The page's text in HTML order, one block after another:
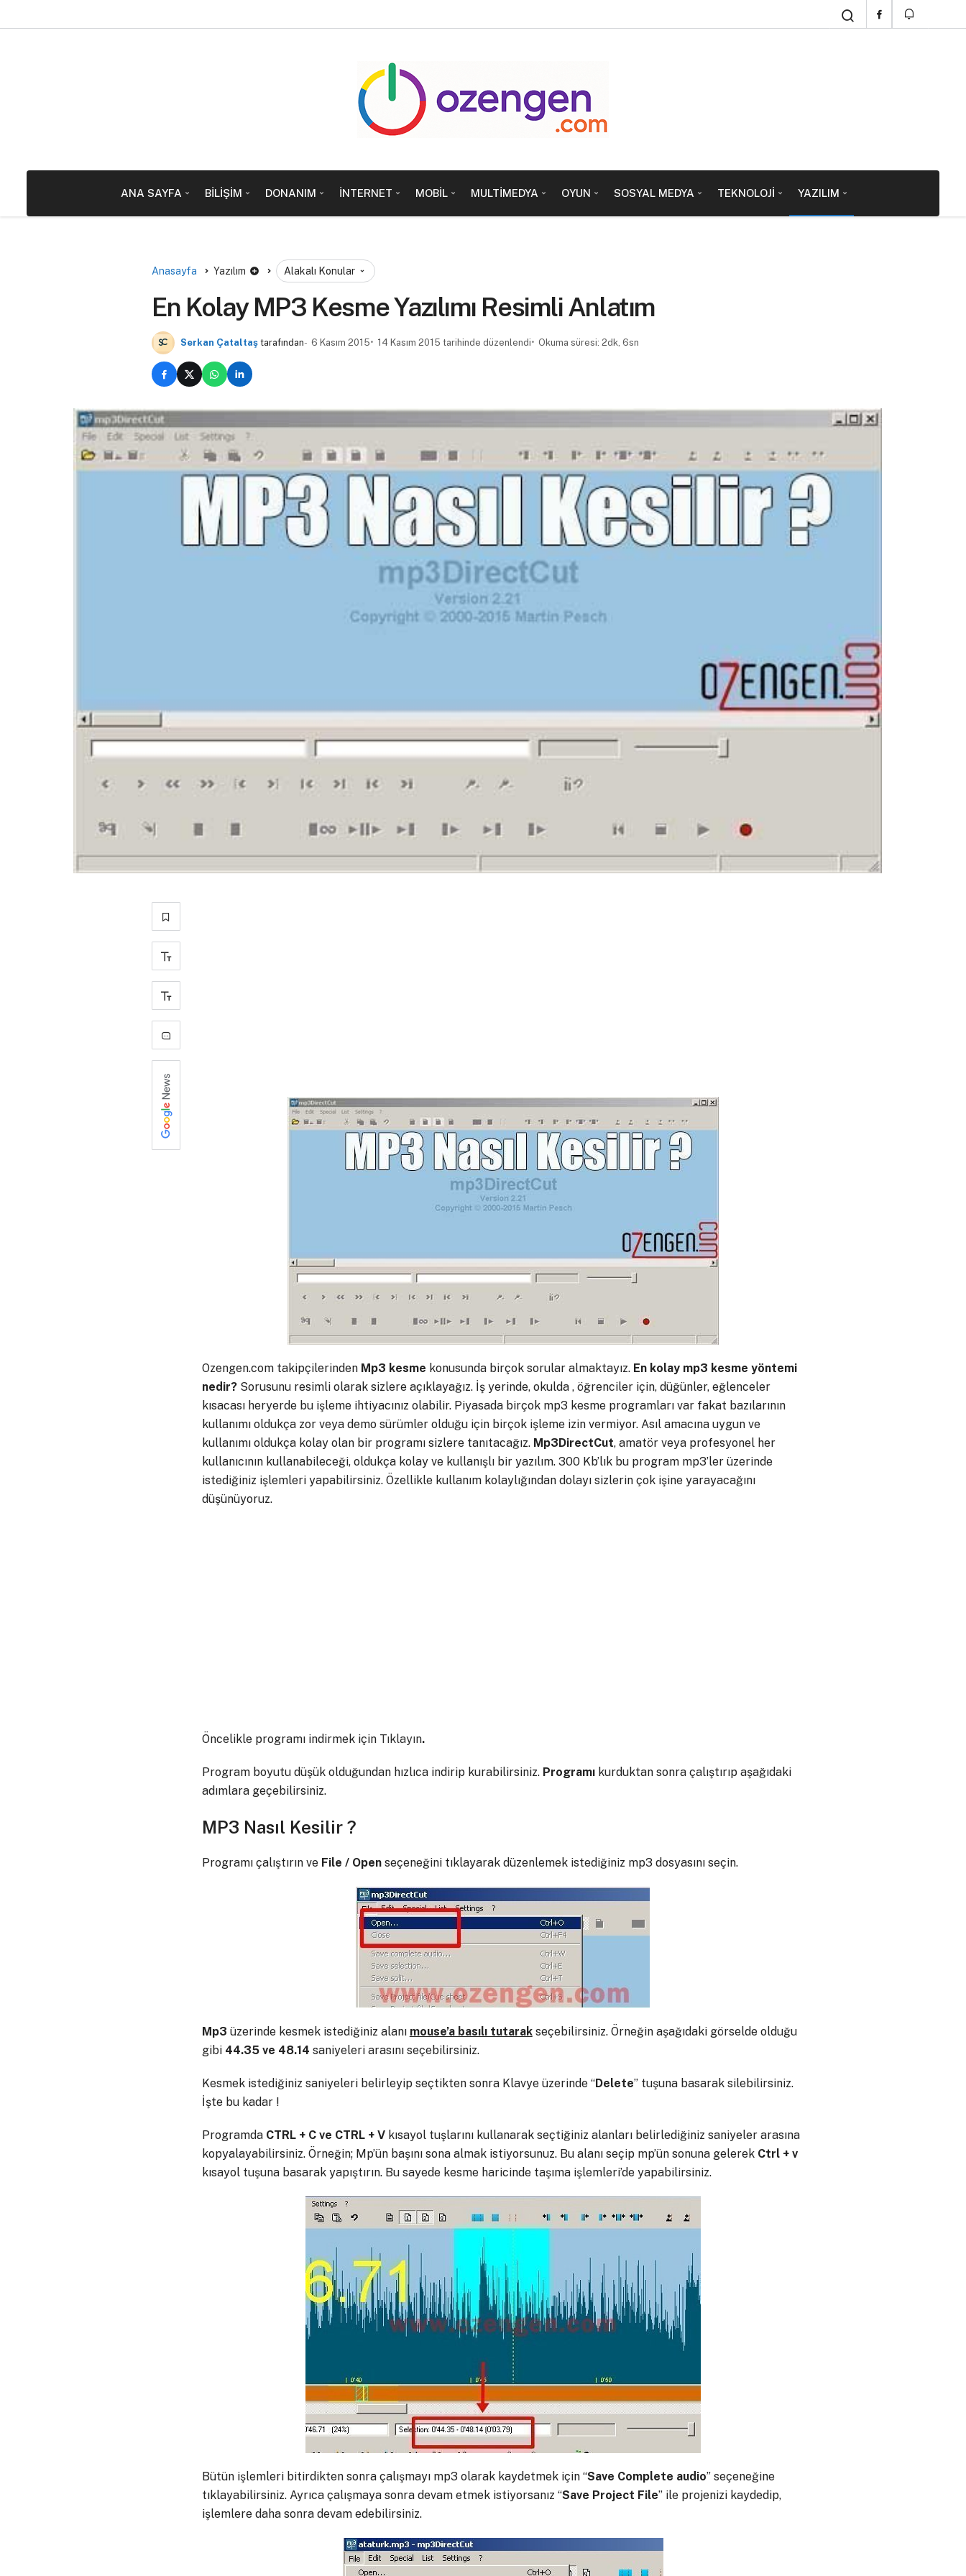
ANA SAYFA BILIŞIM DONANIM İNTERNET MOBIL MULTIMEDYA OYUN SOSYAL MEDYA TEKNOLOJI YAZILIM
Anasayfa Yazılım Alakalı Konular
En Kolay MP3 Kesme Yazılımı Resimli Anlatım
Serkan Çataltaş tarafından 6 Kasım 2015 14 Kasım 2015 tarihinde düzenlendi Okuma süresi: 2dk, 6sn
+
-
0
Ozengen.com takipçilerindenMp3 kesme konusunda birçok sorular almaktayız. En kolay mp3 kesme yöntemi
nedir?Sorusunu resimli olarak sizlere açıklayağız. İş yerinde, okulda , öğrenciler için, düğünler, eğlenceler
kısacası heryerde bu işleme ihtiyacınız olabilir. Piyasada birçok mp3 kesme programları var fakat bazılarının
kullanımı oldukça zor veya demo sürümler olduğu için birçok işleme izin vermiyor. Asıl amacına uygun ve
kullanımı oldukça kolay olan bir programı sizlere tanıtacağız. Mp3DirectCut, amatör veya profesyonel her
kullanıcının kullanabileceği, oldukça kolay ve kullanışlı bir yazılım. 300 Kb’lık bu program mp3’ler üzerinde
istediğiniz işlemleri yapabilirsiniz. Özellikle kullanım kolaylığından dolayı sizlerin çok işine yarayacağını
düşünüyoruz.
Öncelikle programı indirmek için Tıklayın.
Program boyutu düşük olduğundan hızlıca indirip kurabilirsiniz. Programıkurduktan sonra çalıştırıp aşağıdaki
adımlara geçebilirsiniz.
MP3 Nasıl Kesilir ?
Programı çalıştırın ve File / Openseçeneğini tıklayarak düzenlemek istediğiniz mp3 dosyasını seçin.
Mp3 üzerinde kesmek istediğiniz alanı mouse’a basılı tutarakseçebilirsiniz. Örneğin aşağıdaki görselde olduğu
gibi 44.35 ve 48.14 saniyeleri arasını seçebilirsiniz.
Kesmek istediğiniz saniyeleri belirleyip seçtikten sonra Klavye üzerinde “Delete” tuşuna basarak silebilirsiniz.
İşte bu kadar !
Programda CTRL + C ve CTRL + Vkısayol tuşlarını kullanarak seçtiğiniz alanları belirlediğiniz saniyeler arasına
kopyalayabilirsiniz. Örneğin; Mp’ün başını sona almak istiyorsunuz. Bu alanı seçip mp’ün sonuna gelerek Ctrl + v
kısayol tuşuna basarak yapıştırın. Bu sayede kesme haricinde taşıma işlemleri’de yapabilirsiniz.
Bütün işlemleri bitirdikten sonra çalışmayı mp3 olarak kaydetmek için “Save Complete audio” seçeneğine
tıklayabilirsiniz. Ayrıca çalışmaya sonra devam etmek istiyorsanız “Save Project File” ile projenizi kaydedip,
işlemlere daha sonra devam edebilirsiniz.